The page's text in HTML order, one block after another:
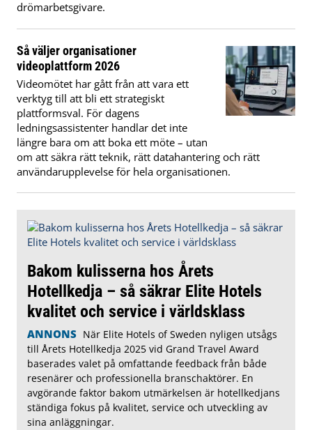
drömarbetsgivare.
Så väljer organisationer
videoplattform 2026
Videomötet har gått från att vara ett
verktyg till att bli ett strategiskt
plattformsval. För dagens
ledningsassistenter handlar det inte
längre bara om att boka ett möte – utan
om att säkra rätt teknik, rätt datahantering och rätt
användarupplevelse för hela organisationen.
Bakom kulisserna hos Årets
Hotellkedja – så säkrar Elite Hotels
kvalitet och service i världsklass
ANNONS När Elite Hotels of Sweden nyligen utsågs
till Årets Hotellkedja 2025 vid Grand Travel Award
baserades valet på omfattande feedback från både
resenärer och professionella branschaktörer. En
avgörande faktor bakom utmärkelsen är hotellkedjans
ständiga fokus på kvalitet, service och utveckling av
sina anläggningar.